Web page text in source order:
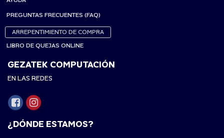
PREGUNTAS FRECUENTES (FAQ)
ARREPENTIMIENTO DE COMPRA
LIBRO DE QUEJAS ONLINE
GEZATEK COMPUTACIÓN
EN LAS REDES
¿DÓNDE ESTAMOS?